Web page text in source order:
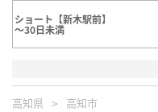
ショート【新木駅前】
～30日未満
高知県 高知市